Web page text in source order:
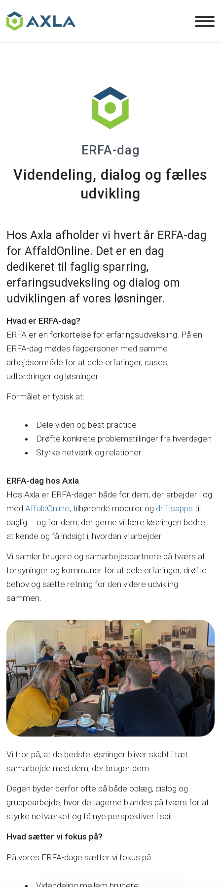
the
content
ERFA-dag
Videndeling, dialog og fælles
udvikling
Hos Axla afholder vi hvert år ERFA-dag
for AffaldOnline. Det er en dag
dedikeret til faglig sparring,
erfaringsudveksling og dialog om
udviklingen af vores løsninger.
Hvad er ERFA-dag?
ERFA er en forkortelse for erfaringsudveksling. På en
ERFA-dag mødes fagpersoner med samme
arbejdsområde for at dele erfaringer, cases,
udfordringer og løsninger.
Formålet er typisk at:
Dele viden og best practice
Drøfte konkrete problemstillinger fra hverdagen
Styrke netværk og relationer
ERFA-dag hos Axla
Hos Axla er ERFA-dagen både for dem, der arbejder i og
medAffaldOnline, tilhørende moduler og driftsapps til
daglig – og for dem, der gerne vil lære løsningen bedre
at kende og få indsigt i, hvordan vi arbejder.
Vi samler brugere og samarbejdspartnere på tværs af
forsyninger og kommuner for at dele erfaringer, drøfte
behov og sætte retning for den videre udvikling
sammen.
Vi tror på, at de bedste løsninger bliver skabt i tæt
samarbejde med dem, der bruger dem.
Dagen byder derfor ofte på både oplæg, dialog og
gruppearbejde, hvor deltagerne blandes på tværs for at
styrke netværket og få nye perspektiver i spil.
Hvad sætter vi fokus på?
På vores ERFA-dage sætter vi fokus på: